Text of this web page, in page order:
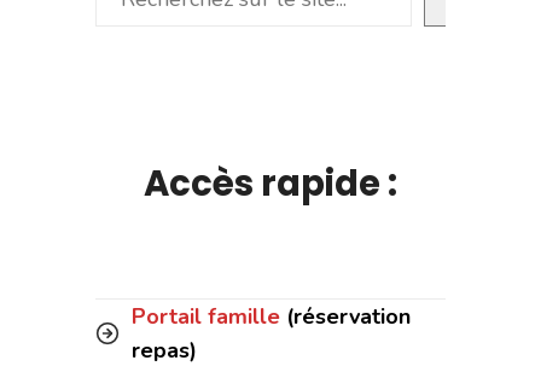
Accès rapide :
Portail famille (réservation
repas)